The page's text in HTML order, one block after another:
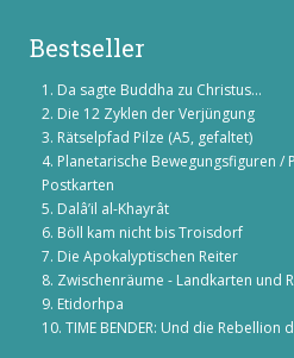
Bestseller
Da sagte Buddha zu Christus...
Die 12 Zyklen der Verjüngung
Rätselpfad Pilze (A5, gefaltet)
Planetarische Bewegungsfiguren /
Postkarten
Dalâ’il al-Khayrât
Böll kam nicht bis Troisdorf
Die Apokalyptischen Reiter
Zwischenräume - Landkarten und
Etidorhpa
TIME BENDER: Und die Rebellion